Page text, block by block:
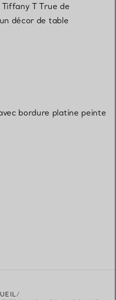
T True de
décor de table
bordure platine peinte